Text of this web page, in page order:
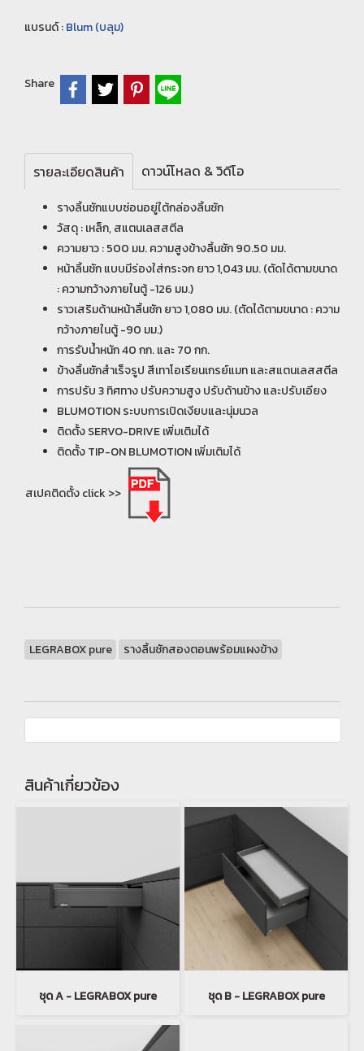
แบรนด์ :Blum (บลุม)
Share
รายละเอียดสินค้า ดาวน์โหลด & วิดีโอ
รางลิ้นชักแบบซ่อนอยู่ใต้กล่องลิ้นชัก
วัสดุ : เหล็ก, สแตนเลสสตีล
ความยาว : 500 มม. ความสูงข้างลิ้นชัก 90.50 มม.
หน้าลิ้นชัก แบบมีร่องใส่กระจก ยาว 1,043 มม. (ตัดได้ตามขนาด
: ความกว้างภายในตู้ -126 มม.)
ราวเสริมด้านหน้าลิ้นชัก ยาว 1,080 มม. (ตัดได้ตามขนาด : ความ
กว้างภายในตู้ -90 มม.)
การรับน้ำหนัก 40 กก. และ 70 กก.
ข้างลิ้นชักสำเร็จรูป สีเทาโอเรียนเกรย์แมท และสแตนเลสสตีล
การปรับ 3 ทิศทาง ปรับความสูง ปรับด้านข้าง และปรับเอียง
BLUMOTION ระบบการเปิดเงียบและนุ่มนวล
ติดตั้ง SERVO-DRIVE เพิ่มเติมได้
ติดตั้ง TIP-ON BLUMOTION เพิ่มเติมได้
สเปคติดตั้ง click >>
LEGRABOX pure รางลิ้นชักสองตอนพร้อมแผงข้าง
สินค้าเกี่ยวข้อง
ชุด A - LEGRABOX pure ชุด B - LEGRABOX pure